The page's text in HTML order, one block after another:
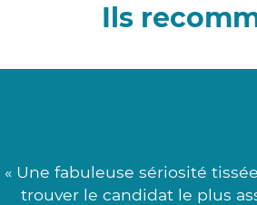
Ils
« Une fabuleuse sériosité
trouver le candidat le plus